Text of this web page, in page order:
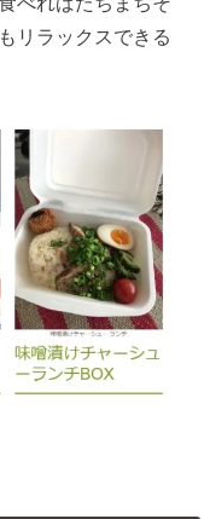
リラックスできる